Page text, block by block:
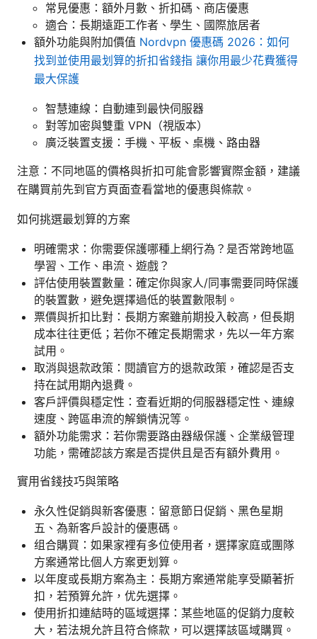
常見優惠：額外月數、折扣碼、商店優惠
適合：長期遠距工作者、學生、國際旅居者
額外功能與附加價值 Nordvpn 優惠碼 2026：如何
找到並使用最划算的折扣省錢指 讓你用最少花費獲得
最大保護
智慧連線：自動連到最快伺服器
對等加密與雙重 VPN（視版本）
廣泛裝置支援：手機、平板、桌機、路由器
注意：不同地區的價格與折扣可能會影響實際金額，建議
在購買前先到官方頁面查看當地的優惠與條款。
如何挑選最划算的方案
明確需求：你需要保護哪種上網行為？是否常跨地區
學習、工作、串流、遊戲？
評估使用裝置數量：確定你與家人/同事需要同時保護
的裝置數，避免選擇過低的裝置數限制。
票價與折扣比對：長期方案雖前期投入較高，但長期
成本往往更低；若你不確定長期需求，先以一年方案
試用。
取消與退款政策：閱讀官方的退款政策，確認是否支
持在試用期內退費。
客戶評價與穩定性：查看近期的伺服器穩定性、連線
速度、跨區串流的解鎖情況等。
額外功能需求：若你需要路由器級保護、企業級管理
功能，需確認該方案是否提供且是否有額外費用。
實用省錢技巧與策略
永久性促銷與新客優惠：留意節日促銷、黑色星期
五、為新客戶設計的優惠碼。
组合購買：如果家裡有多位使用者，選擇家庭或團隊
方案通常比個人方案更划算。
以年度或長期方案為主：長期方案通常能享受顯著折
扣，若預算允許，优先選擇。
使用折扣連結時的區域選擇：某些地區的促銷力度較
大，若法規允許且符合條款，可以選擇該區域購買。